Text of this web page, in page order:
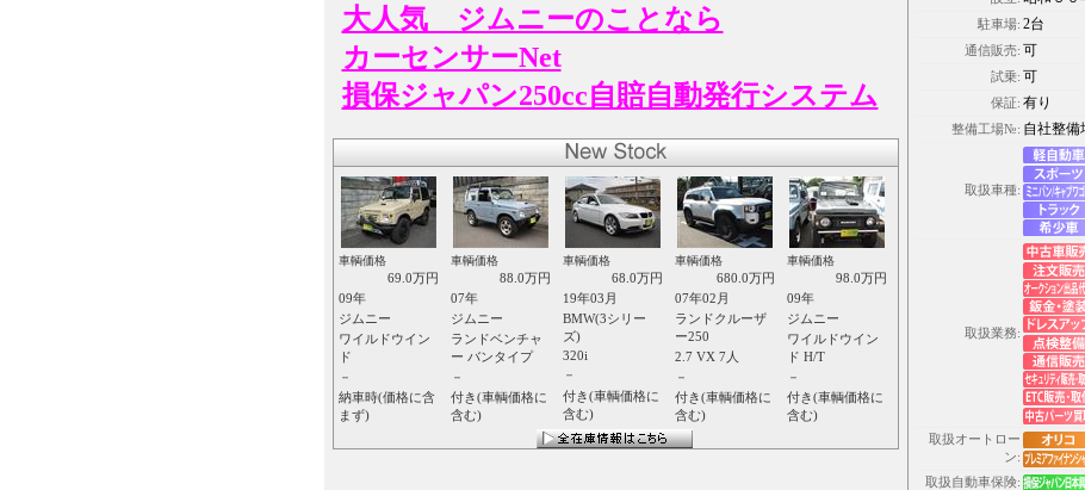
大人気 ジムニーのことなら
カーセンサーNet
損保ジャパン250cc自賠自動発行システム
車輌価格
69.0万円
09年
ジムニー
ワイルドウイン
ド
－
納車時(価格に含
まず)
車輌価格
88.0万円
07年
ジムニー
ランドベンチャ
ー バンタイプ
－
付き(車輌価格に
含む)
車輌価格
68.0万円
19年03月
BMW(3シリー
ズ)
320i
－
付き(車輌価格に
含む)
車輌価格
680.0万円
07年02月
ランドクルーザ
ー250
2.7 VX 7人
－
付き(車輌価格に
含む)
車輌価格
98.0万円
09年
ジムニー
ワイルドウイン
ド H/T
－
付き(車輌価格に
含む)
駐車場: 2台
通信販売: 可
試乗: 可
保証: 有り
整備工場№: 自社整
取扱車種:
取扱業務:
取扱オートロー
ン:
取扱自動車保険: